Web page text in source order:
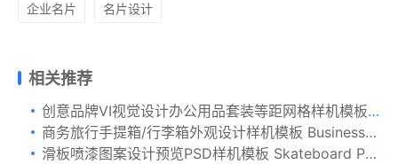
企业名片 名片设计
相关推荐
创意品牌VI视觉设计办公用品套装等距网格样机模板 Stationery Mockup Scenes
商务旅行手提箱/行李箱外观设计样机模板 Business suitcase Mockup
滑板喷漆图案设计预览PSD样机模板 Skateboard PSD Mockups